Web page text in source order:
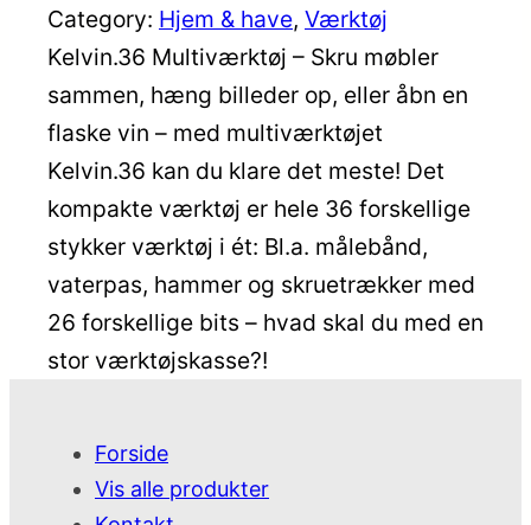
Category: Hjem & have, Værktøj
Kelvin.36 Multiværktøj – Skru møbler
sammen, hæng billeder op, eller åbn en
flaske vin – med multiværktøjet
Kelvin.36 kan du klare det meste! Det
kompakte værktøj er hele 36 forskellige
stykker værktøj i ét: Bl.a. målebånd,
vaterpas, hammer og skruetrækker med
26 forskellige bits – hvad skal du med en
stor værktøjskasse?!
Forside
Vis alle produkter